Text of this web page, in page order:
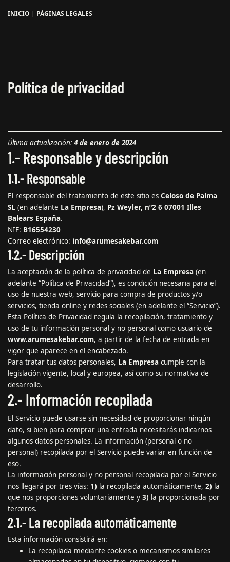
INICIO | PÁGINAS LEGALES
Política de privacidad
Última actualización: 4 de enero de 2024
1.- Responsable y descripción
1.1.- Responsable
El responsable del tratamiento de este sitio es Celoso de Palma
SL (en adelante La Empresa), Pz Weyler, nº2 6 07001 Illes
Balears España.
NIF: B16554230
Correo electrónico: info@arumesakebar.com
1.2.- Descripción
La aceptación de la política de privacidad de La Empresa (en
adelante “Política de Privacidad”), es condición necesaria para el
uso de nuestra web, servicio para compra de productos y/o
servicios, tienda online y redes sociales (en adelante el “Servicio”).
Esta Política de Privacidad regula la recopilación, tratamiento y
uso de tu información personal y no personal como usuario de
www.arumesakebar.com, a partir de la fecha de entrada en
vigor que aparece en el encabezado.
Para tratar tus datos personales, La Empresa cumple con la
legislación vigente, local y europea, así como su normativa de
desarrollo.
2.- Información recopilada
El Servicio puede usarse sin necesidad de proporcionar ningún
dato, si bien para comprar una entrada necesitarás indicarnos
algunos datos personales. La información (personal o no
personal) recopilada por el Servicio puede variar en función de
eso.
La información personal y no personal recopilada por el Servicio
nos llegará por tres vías: 1) la recopilada automáticamente, 2) la
que nos proporciones voluntariamente y 3) la proporcionada por
terceros.
2.1.- La recopilada automáticamente
Esta información consistirá en:
La recopilada mediante cookies o mecanismos similares